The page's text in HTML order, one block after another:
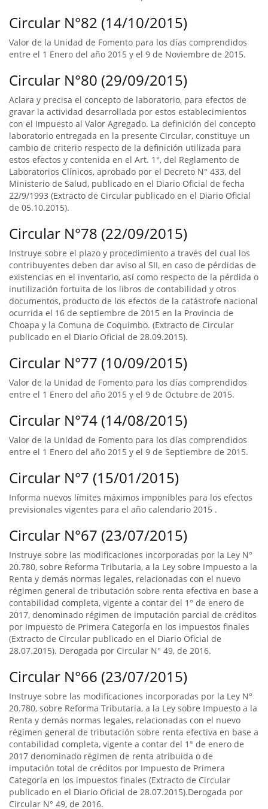
Circular N°82 (14/10/2015)
Valor de la Unidad de Fomento para los días comprendidos
entre el 1 Enero del año 2015 y el 9 de Noviembre de 2015.
Circular N°80 (29/09/2015)
Aclara y precisa el concepto de laboratorio, para efectos de
gravar la actividad desarrollada por estos establecimientos
con el Impuesto al Valor Agregado. La definición del concepto
laboratorio entregada en la presente Circular, constituye un
cambio de criterio respecto de la definición utilizada para
estos efectos y contenida en el Art. 1°, del Reglamento de
Laboratorios Clínicos, aprobado por el Decreto N° 433, del
Ministerio de Salud, publicado en el Diario Oficial de fecha
22/9/1993 (Extracto de Circular publicado en el Diario Oficial
de 05.10.2015).
Circular N°78 (22/09/2015)
Instruye sobre el plazo y procedimiento a través del cual los
contribuyentes deben dar aviso al SII, en caso de pérdidas de
existencias en el inventario, así como respecto de la pérdida o
inutilización fortuita de los libros de contabilidad y otros
documentos, producto de los efectos de la catástrofe nacional
ocurrida el 16 de septiembre de 2015 en la Provincia de
Choapa y la Comuna de Coquimbo. (Extracto de Circular
publicado en el Diario Oficial de 28.09.2015).
Circular N°77 (10/09/2015)
Valor de la Unidad de Fomento para los días comprendidos
entre el 1 Enero del año 2015 y el 9 de Octubre de 2015.
Circular N°74 (14/08/2015)
Valor de la Unidad de Fomento para los días comprendidos
entre el 1 Enero del año 2015 y el 9 de Septiembre de 2015.
Circular N°7 (15/01/2015)
Informa nuevos límites máximos imponibles para los efectos
previsionales vigentes para el año calendario 2015 .
Circular N°67 (23/07/2015)
Instruye sobre las modificaciones incorporadas por la Ley N°
20.780, sobre Reforma Tributaria, a la Ley sobre Impuesto a la
Renta y demás normas legales, relacionadas con el nuevo
régimen general de tributación sobre renta efectiva en base a
contabilidad completa, vigente a contar del 1° de enero de
2017, denominado régimen de imputación parcial de créditos
por Impuesto de Primera Categoría en los impuestos finales
(Extracto de Circular publicado en el Diario Oficial de
28.07.2015). Derogada por Circular N° 49, de 2016.
Circular N°66 (23/07/2015)
Instruye sobre las modificaciones incorporadas por la Ley N°
20.780, sobre Reforma Tributaria, a la Ley sobre Impuesto a la
Renta y demás normas legales, relacionadas con el nuevo
régimen general de tributación sobre renta efectiva en base a
contabilidad completa, vigente a contar del 1° de enero de
2017 denominado régimen de renta atribuida o de
imputación total de créditos por Impuesto de Primera
Categoría en los impuestos finales (Extracto de Circular
publicado en el Diario Oficial de 28.07.2015).Derogada por
Circular N° 49, de 2016.